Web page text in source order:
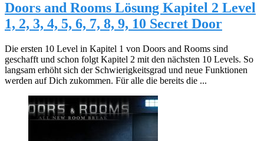
Doors and Rooms Lösung Kapitel 2 Level
1, 2, 3, 4, 5, 6, 7, 8, 9, 10 Secret Door
Die ersten 10 Level in Kapitel 1 von Doors and Rooms sind
geschafft und schon folgt Kapitel 2 mit den nächsten 10 Levels. So
langsam erhöht sich der Schwierigkeitsgrad und neue Funktionen
werden auf Dich zukommen. Für alle die bereits die ...